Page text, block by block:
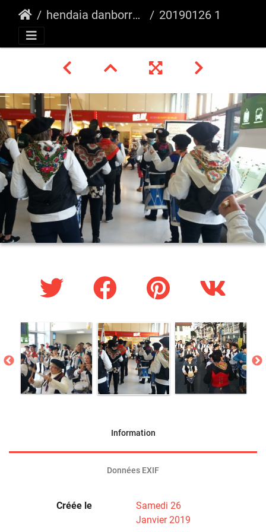
hendaia danborrada 20190126 163726
Information
Données EXIF
Créée le
Samedi 26
Janvier 2019